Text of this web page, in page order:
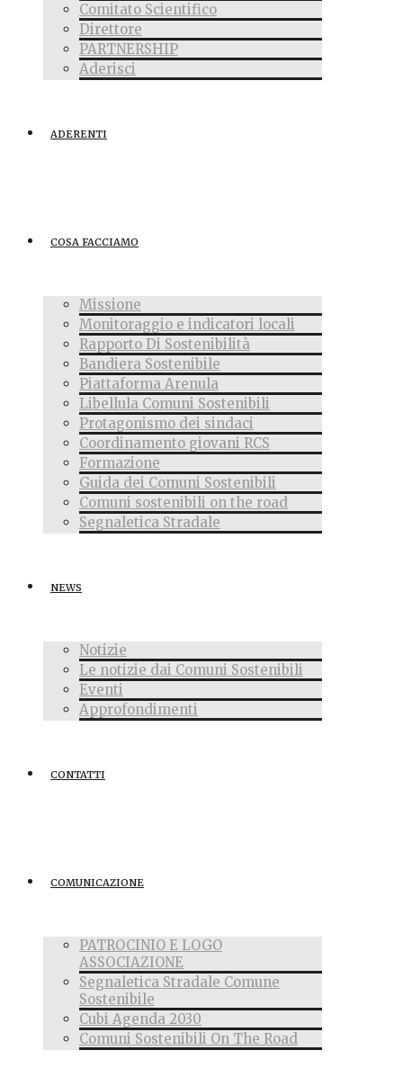
Comitato Scientifico
Direttore
PARTNERSHIP
Aderisci
ADERENTI
COSA FACCIAMO
Missione
Monitoraggio e indicatori locali
Rapporto Di Sostenibilità
Bandiera Sostenibile
Piattaforma Arenula
Libellula Comuni Sostenibili
Protagonismo dei sindaci
Coordinamento giovani RCS
Formazione
Guida dei Comuni Sostenibili
Comuni sostenibili on the road
Segnaletica Stradale
NEWS
Notizie
Le notizie dai Comuni Sostenibili
Eventi
Approfondimenti
CONTATTI
COMUNICAZIONE
PATROCINIO E LOGO
ASSOCIAZIONE
Segnaletica Stradale Comune
Sostenibile
Cubi Agenda 2030
Comuni Sostenibili On The Road